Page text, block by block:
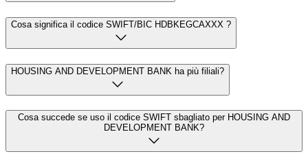
Cosa significa il codice SWIFT/BIC HDBKEGCAXXX ?
HOUSING AND DEVELOPMENT BANK ha più filiali?
Cosa succede se uso il codice SWIFT sbagliato per HOUSING AND
DEVELOPMENT BANK?